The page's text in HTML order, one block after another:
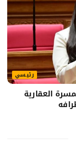
رئيسي
العقارية